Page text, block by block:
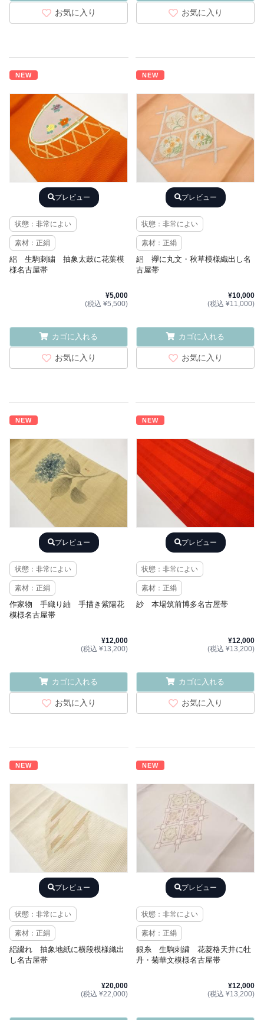
お気に入り お気に入り
NEW
プレビュー
状態：非常によい
素材：正絹
絽 生駒刺繍 抽象太鼓に花葉模
様名古屋帯
¥5,000
(税込 ¥5,500)
カゴに入れる
お気に入り
NEW
プレビュー
状態：非常によい
素材：正絹
絽 襷に丸文・秋草模様織出し名
古屋帯
¥10,000
(税込 ¥11,000)
カゴに入れる
お気に入り
NEW
プレビュー
状態：非常によい
素材：正絹
作家物 手織り紬 手描き紫陽花
模様名古屋帯
¥12,000
(税込 ¥13,200)
カゴに入れる
お気に入り
NEW
プレビュー
状態：非常によい
素材：正絹
紗 本場筑前博多名古屋帯
¥12,000
(税込 ¥13,200)
カゴに入れる
お気に入り
NEW
プレビュー
状態：非常によい
素材：正絹
絽綴れ 抽象地紙に横段模様織出
し名古屋帯
¥20,000
(税込 ¥22,000)
NEW
プレビュー
状態：非常によい
素材：正絹
銀糸 生駒刺繍 花菱格天井に牡
丹・菊華文模様名古屋帯
¥12,000
(税込 ¥13,200)